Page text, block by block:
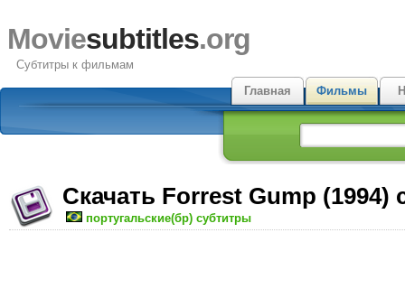
Moviesubtitles.org
Субтитры к фильмам
Главная
Фильмы
Скачать Forrest Gump (1994)
португальские(бр) субтитры